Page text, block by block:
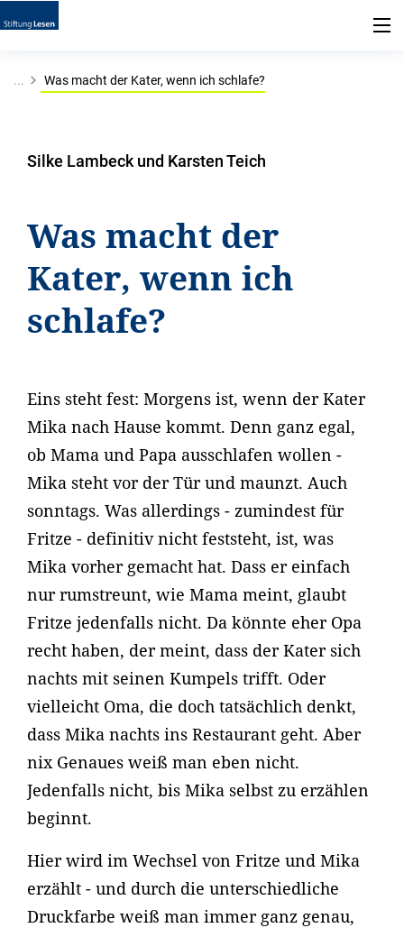
... Was macht der Kater, wenn ich schlafe?
Silke Lambeck und Karsten Teich
Was macht der
Kater, wenn ich
schlafe?
Eins steht fest: Morgens ist, wenn der Kater
Mika nach Hause kommt. Denn ganz egal,
ob Mama und Papa ausschlafen wollen -
Mika steht vor der Tür und maunzt. Auch
sonntags. Was allerdings - zumindest für
Fritze - definitiv nicht feststeht, ist, was
Mika vorher gemacht hat. Dass er einfach
nur rumstreunt, wie Mama meint, glaubt
Fritze jedenfalls nicht. Da könnte eher Opa
recht haben, der meint, dass der Kater sich
nachts mit seinen Kumpels trifft. Oder
vielleicht Oma, die doch tatsächlich denkt,
dass Mika nachts ins Restaurant geht. Aber
nix Genaues weiß man eben nicht.
Jedenfalls nicht, bis Mika selbst zu erzählen
beginnt.
Hier wird im Wechsel von Fritze und Mika
erzählt - und durch die unterschiedliche
Druckfarbe weiß man immer ganz genau,